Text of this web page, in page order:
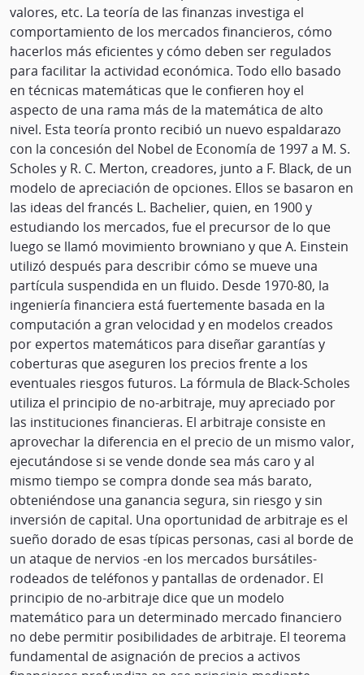
valores, etc. La teoría de las finanzas investiga el
comportamiento de los mercados financieros, cómo
hacerlos más eficientes y cómo deben ser regulados
para facilitar la actividad económica. Todo ello basado
en técnicas matemáticas que le confieren hoy el
aspecto de una rama más de la matemática de alto
nivel. Esta teoría pronto recibió un nuevo espaldarazo
con la concesión del Nobel de Economía de 1997 a M. S.
Scholes y R. C. Merton, creadores, junto a F. Black, de un
modelo de apreciación de opciones. Ellos se basaron en
las ideas del francés L. Bachelier, quien, en 1900 y
estudiando los mercados, fue el precursor de lo que
luego se llamó movimiento browniano y que A. Einstein
utilizó después para describir cómo se mueve una
partícula suspendida en un fluido. Desde 1970-80, la
ingeniería financiera está fuertemente basada en la
computación a gran velocidad y en modelos creados
por expertos matemáticos para diseñar garantías y
coberturas que aseguren los precios frente a los
eventuales riesgos futuros. La fórmula de Black-Scholes
utiliza el principio de no-arbitraje, muy apreciado por
las instituciones financieras. El arbitraje consiste en
aprovechar la diferencia en el precio de un mismo valor,
ejecutándose si se vende donde sea más caro y al
mismo tiempo se compra donde sea más barato,
obteniéndose una ganancia segura, sin riesgo y sin
inversión de capital. Una oportunidad de arbitraje es el
sueño dorado de esas típicas personas, casi al borde de
un ataque de nervios -en los mercados bursátiles-
rodeados de teléfonos y pantallas de ordenador. El
principio de no-arbitraje dice que un modelo
matemático para un determinado mercado financiero
no debe permitir posibilidades de arbitraje. El teorema
fundamental de asignación de precios a activos